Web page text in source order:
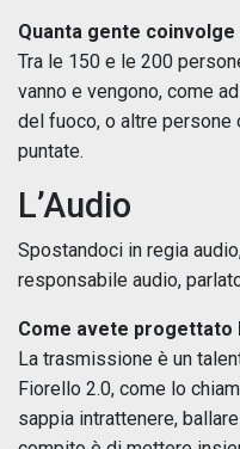
Quanta gente
Tra le 150 e le 200
vanno e vengono, come
del fuoco, o altre persone
puntate.
L’Audio
Spostandoci in regia
responsabile audio,
Come avete progettato
La trasmissione è un
Fiorello 2.0, come lo
sappia intrattenere,